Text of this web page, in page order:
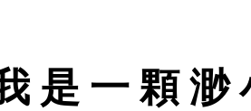
是 一 顆 渺